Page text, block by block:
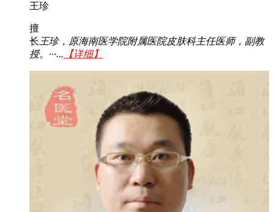
王珍
擅
长王珍，原海南医学院附属医院皮肤科主任医师，副教
授。···... 【详细】